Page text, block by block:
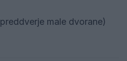
male dvorane)